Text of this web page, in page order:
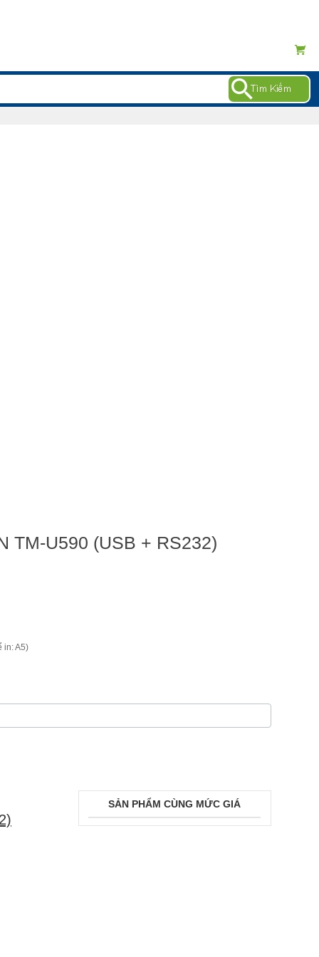
TM-U590 (USB + RS232)
in: A5)
SẢN PHẨM CÙNG MỨC GIÁ